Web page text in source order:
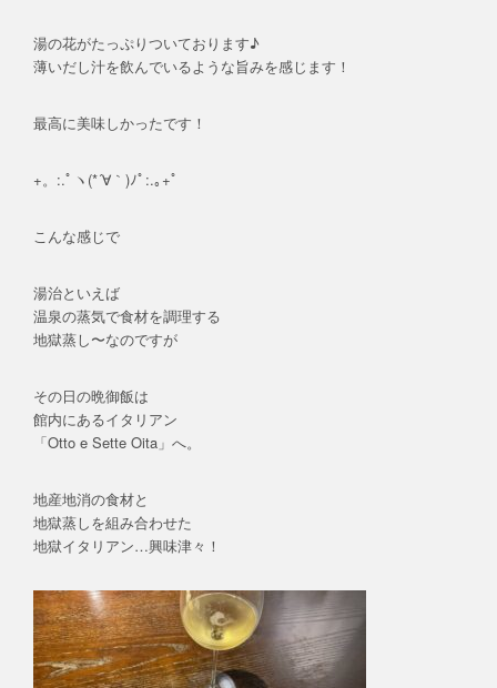
湯の花がたっぷりついております♪
薄いだし汁を飲んでいるような旨みを感じます！
最高に美味しかったです！
+。:.ﾟヽ(*´∀｀)ﾉﾟ:.｡+ﾟ
こんな感じで
湯治といえば
温泉の蒸気で食材を調理する
地獄蒸し〜なのですが
その日の晩御飯は
館内にあるイタリアン
「Otto e Sette Oita」へ。
地産地消の食材と
地獄蒸しを組み合わせた
地獄イタリアン…興味津々！